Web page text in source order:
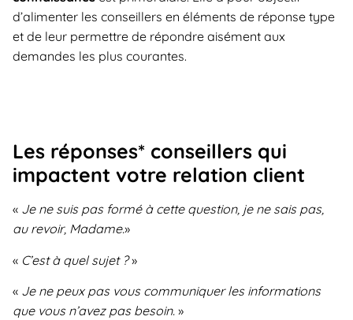
d’alimenter les conseillers en éléments de réponse type
et de leur permettre de répondre aisément aux
demandes les plus courantes.
Les réponses* conseillers qui
impactent votre relation client
« Je ne suis pas formé à cette question, je ne sais pas,
au revoir, Madame.»
« C’est à quel sujet ?»
« Je ne peux pas vous communiquer les informations
que vous n’avez pas besoin. »